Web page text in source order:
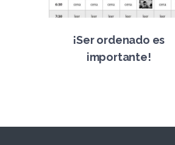
¡Ser ordenado es
importante!